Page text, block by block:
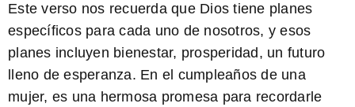
Este verso nos recuerda que Dios tiene planes
específicos para cada uno de nosotros, y esos
planes incluyen bienestar, prosperidad, un futuro
lleno de esperanza. En el cumpleaños de una
mujer, es una hermosa promesa para recordarle